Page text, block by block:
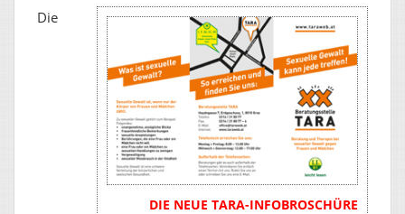
DIE NEUE TARA-INFOBROSCHÜRE
Die